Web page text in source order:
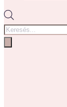
Products
search